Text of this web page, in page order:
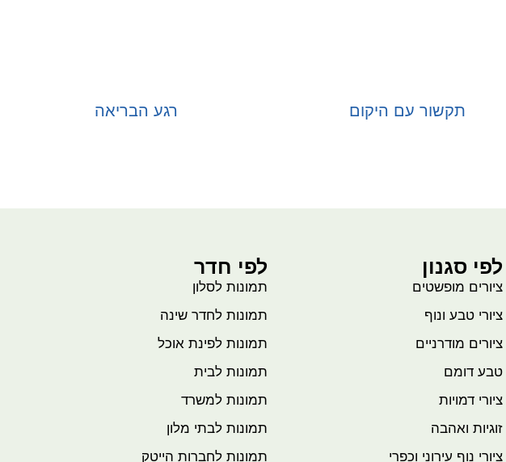
תקשור עם היקום רגע הבריאה
לפי סגנון
ציורים מופשטים
ציורי טבע ונוף
ציורים מודרניים
טבע דומם
ציורי דמויות
זוגיות ואהבה
ציורי נוף עירוני וכפרי
לפי חדר
תמונות לסלון
תמונות לחדר שינה
תמונות לפינת אוכל
תמונות לבית
תמונות למשרד
תמונות לבתי מלון
תמונות לחברות הייטק